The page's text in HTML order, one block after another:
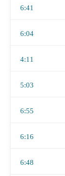
6:41
6:04
4:11
5:03
6:55
6:16
6:48